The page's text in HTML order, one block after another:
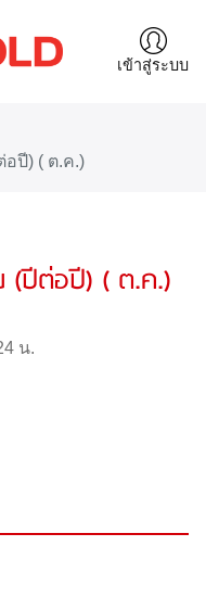
เข้าสู่ระบบ
ปี) ( ต.ค.)
(ปีต่อปี) ( ต.ค.)
น.